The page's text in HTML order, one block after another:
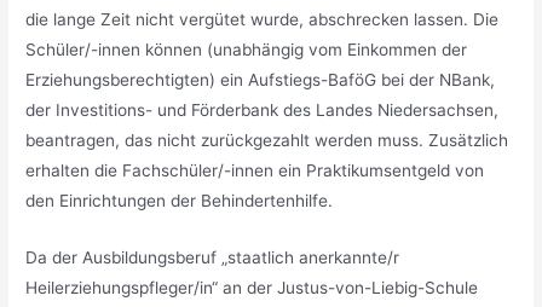
die lange Zeit nicht vergütet wurde, abschrecken lassen. Die
Schüler/-innen können (unabhängig vom Einkommen der
Erziehungsberechtigten) ein Aufstiegs-BaföG bei der NBank,
der Investitions- und Förderbank des Landes Niedersachsen,
beantragen, das nicht zurückgezahlt werden muss. Zusätzlich
erhalten die Fachschüler/-innen ein Praktikumsentgeld von
den Einrichtungen der Behindertenhilfe.
Da der Ausbildungsberuf „staatlich anerkannte/r
Heilerziehungspfleger/in“ an der Justus-von-Liebig-Schule